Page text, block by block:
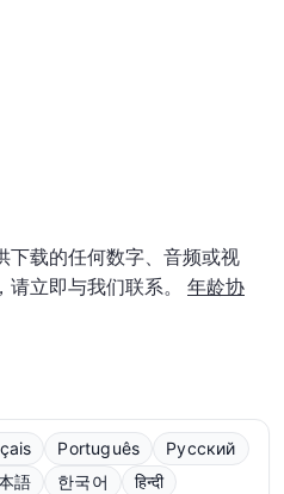
下载的任何数字、音频或视
立即与我们联系。 年龄协
Português
Русский
語 한국어 हिन्दी